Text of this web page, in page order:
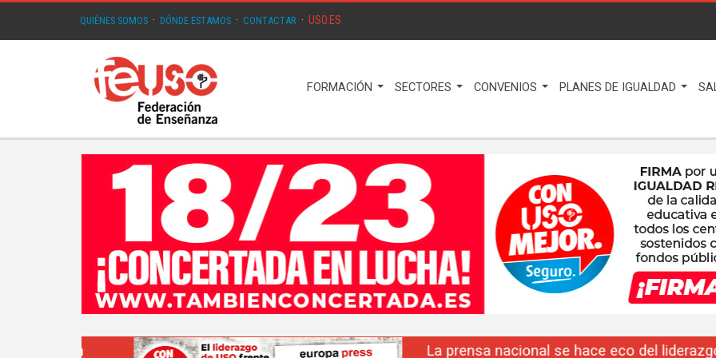
QUIÉNES SOMOS · DÓNDE ESTAMOS · CONTACTAR · USO.ES
FORMACIÓN SECTORES CONVENIOS PLANES DE IGUALDAD
La prensa nacional se hace eco del liderazgo de